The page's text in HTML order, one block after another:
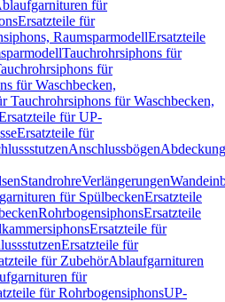
für
Ersatzteile für
RaumsparmodellErsatzteile
Tauchrohrsiphons für
für
für Waschbecken,
Tauchrohrsiphons für Waschbecken,
für UP-
Ersatzteile für
Anschlussbögen
StandrohreVerlängerungen
für SpülbeckenErsatzteile
RohrbogensiphonsErsatzteile
Ersatzteile für
Ersatzteile für
für ZubehörAblaufgarnituren
für
für RohrbogensiphonsUP-